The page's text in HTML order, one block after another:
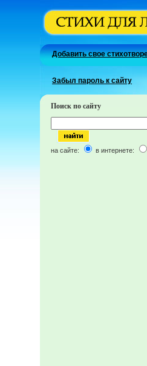
Добавить свое
Забыл пароль к сайту
Поиск по сайту
на сайте: в интернете: